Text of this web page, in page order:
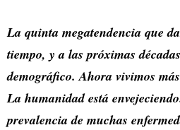
La quinta megatendencia que
tiempo, y a las próximas
demográfico. Ahora vivimos
La humanidad está
prevalencia de muchas